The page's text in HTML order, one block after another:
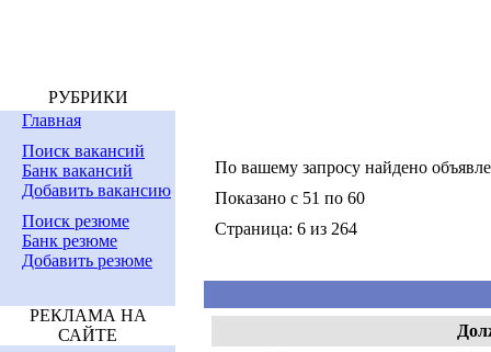
РУБРИКИ
Главная
Поиск вакансий
Банк вакансий
Добавить вакансию
Поиск резюме
Банк резюме
Добавить резюме
РЕКЛАМА НА
САЙТЕ
По вашему запросу найдено
Показано с 51 по 60
Страница: 6 из 264